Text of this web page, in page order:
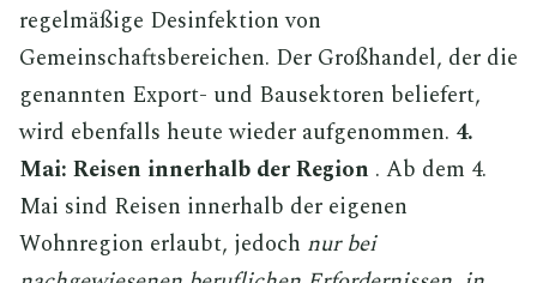
regelmäßige Desinfektion von
Gemeinschaftsbereichen. Der Großhandel, der die
genannten Export- und Bausektoren beliefert,
wird ebenfalls heute wieder aufgenommen. 4.
Mai: Reisen innerhalb der Region . Ab dem 4.
Mai sind Reisen innerhalb der eigenen
Wohnregion erlaubt, jedoch nur bei